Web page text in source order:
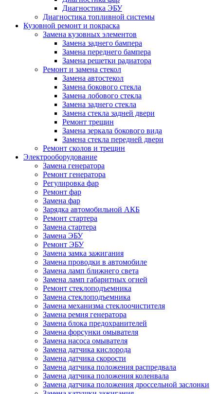
Диагностика ЭБУ
Диагностика топливной системы
Кузовной ремонт и покраска
Замена кузовных элементов
Замена заднего бампера
Замена переднего бампера
Замена решетки радиатора
Ремонт и замена стекол
Замена автостекол
Замена бокового стекла
Замена лобового стекла
Замена заднего стекла
Замена стекла задней двери
Ремонт трещин
Замена зеркала бокового вида
Замена стекла передней двери
Ремонт сколов и трещин
Электрооборудование
Замена генератора
Ремонт генератора
Регулировка фар
Ремонт фар
Замена фар
Зарядка автомобильной АКБ
Ремонт стартера
Замена стартера
Замена ЭБУ
Ремонт ЭБУ
Замена замка зажигания
Замена проводки в автомобиле
Замена ламп ближнего света
Замена ламп габаритных огней
Ремонт стеклоподъемника
Замена стеклоподъемника
Замена механизма стеклоочистителя
Замена ремня генератора
Замена блока предохранителей
Замена форсунки омывателя
Замена насоса омывателя
Замена датчика кислорода
Замена датчика скорости
Замена датчика положения распредвала
Замена датчика положения коленвала
Замена датчика положения дроссельной заслонки